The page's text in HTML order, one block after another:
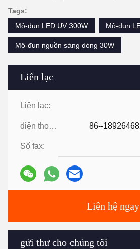
Liên lạc
Liên lạc:
điện thoại: 86--
Số fax:
Liên hệ ngay
gửi thư cho chúng tôi
Tags:
Mô-đun LED UV 300W
Mô-đun
Mô-đun nguồn sáng dòng 30W